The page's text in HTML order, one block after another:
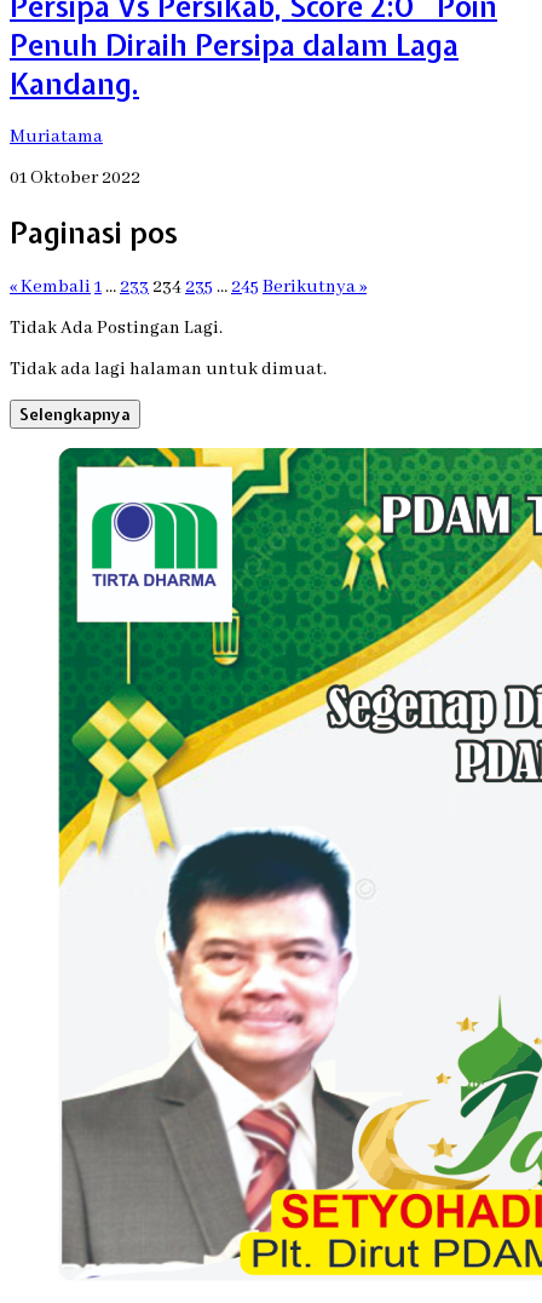
Penuh Diraih Persipa dalam Laga
Kandang.
Muriatama
01 Oktober 2022
Paginasi pos
« Kembali 1… 233 234 235 … 245 Berikutnya »
Tidak Ada Postingan Lagi.
Tidak ada lagi halaman untuk dimuat.
Selengkapnya